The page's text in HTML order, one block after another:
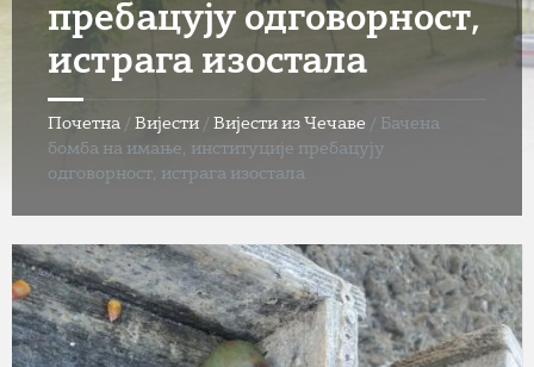
пребацују одговорност,
истрага изостала
Почетна / Вијести / Вијести из Чечаве / Бачена
бомба на имање, институције пребацују
одговорност, истрага изостала